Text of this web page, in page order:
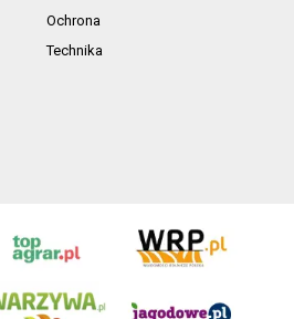
Ochrona
Technika